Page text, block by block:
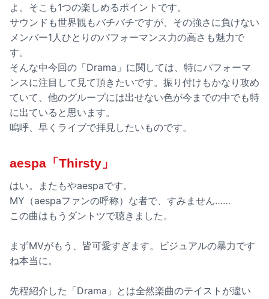
よ。そこも1つの楽しめるポイントです。
サウンドも世界観もバチバチですが、その強さに負けない
メンバー1人ひとりのパフォーマンス力の高さも魅力で
す。
そんな中今回の「Drama」に関しては、特にパフォーマ
ンスに注目して見て頂きたいです。振り付けもかなり攻め
ていて、他のグループには出せない色が今までの中でも特
に出ていると思います。
嗚呼、早くライブで拝見したいものです。
aespa「Thirsty」
はい。またもやaespaです。
MY（aespaファンの呼称）な者で、すみません……
この曲はもうダントツで聴きました。
まずMVがもう、皆可愛すぎます。ビジュアルの暴力です
ね本当に。
先程紹介した「Drama」とは全然楽曲のテイストが違い